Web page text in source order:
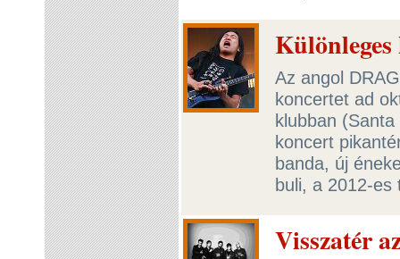
Az angol
koncertet ad
klubban
koncert
banda, új
buli, a 2012-
Visszatér